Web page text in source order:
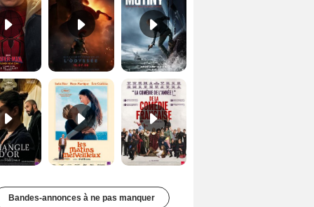
Les Matins merveilleux Bande-annonce VF De la Comédie-Française Teaser VF
Bandes-annonces à ne pas manquer